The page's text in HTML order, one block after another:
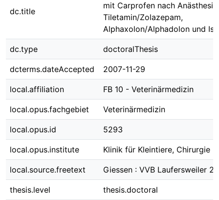
dc.title
mit Carprofen nach
Tiletamin/Zolazepam,
Alphaxolon/Alphadolon und
dc.type doctoralThesis
dcterms.dateAccepted 2007-11-29
local.affiliation FB 10 - Veterinärmedizin
local.opus.fachgebiet Veterinärmedizin
local.opus.id 5293
local.opus.institute Klinik für Kleintiere, Chirurgie
local.source.freetext Giessen : VVB Laufersweiler
thesis.level thesis.doctoral